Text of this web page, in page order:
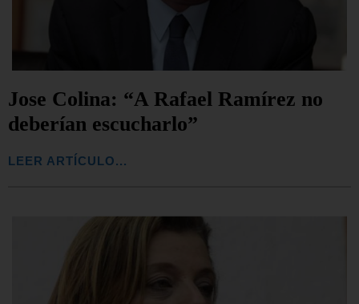
Jose Colina: “A Rafael Ramírez no
deberían escucharlo”
LEER ARTÍCULO...